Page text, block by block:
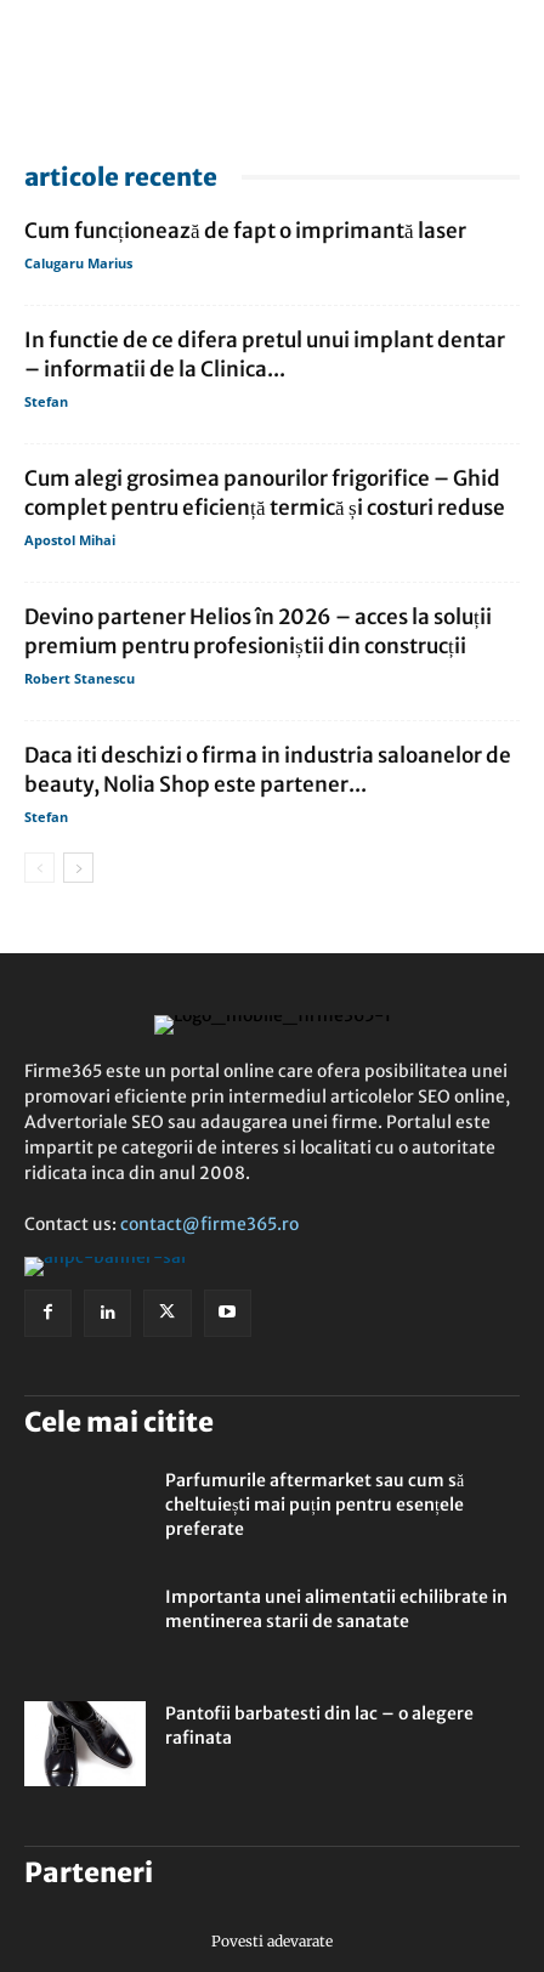
articole recente
Cum funcționează de fapt o imprimantă laser
Calugaru Marius
In functie de ce difera pretul unui implant dentar
– informatii de la Clinica...
Stefan
Cum alegi grosimea panourilor frigorifice – Ghid
complet pentru eficiență termică și costuri reduse
Apostol Mihai
Devino partener Helios în 2026 – acces la soluții
premium pentru profesioniștii din construcții
Robert Stanescu
Daca iti deschizi o firma in industria saloanelor de
beauty, Nolia Shop este partener...
Stefan
Firme365 este un portal online care ofera posibilitatea unei
promovari eficiente prin intermediul articolelor SEO online,
Advertoriale SEO sau adaugarea unei firme. Portalul este
impartit pe categorii de interes si localitati cu o autoritate
ridicata inca din anul 2008.
Contact us: contact@firme365.ro
Cele mai citite
Parfumurile aftermarket sau cum să
cheltuiești mai puțin pentru esențele
preferate
Importanta unei alimentatii echilibrate in
mentinerea starii de sanatate
Pantofii barbatesti din lac – o alegere
rafinata
Parteneri
Povesti adevarate